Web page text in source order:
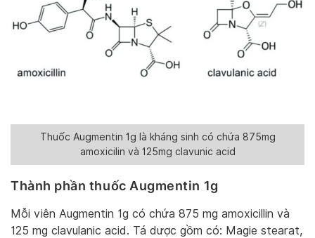
Thuốc Augmentin 1g là kháng sinh có chứa 875mg
amoxicilin và 125mg clavunic acid
Thành phần thuốc Augmentin 1g
Mỗi viên Augmentin 1g có chứa 875 mg amoxicillin và
125 mg clavulanic acid. Tá dược gồm có: Magie stearat,